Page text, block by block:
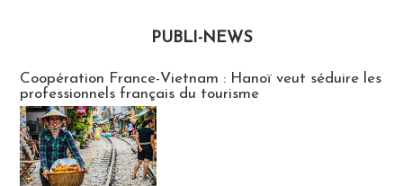
PUBLI-NEWS
Coopération France-Vietnam : Hanoï veut séduire les
professionnels français du tourisme